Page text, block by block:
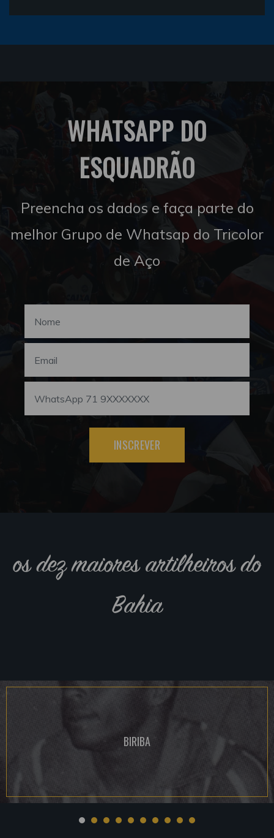
WHATSAPP DO
ESQUADRÃO
Preencha os dados e faça parte do
melhor Grupo de Whatsap do Tricolor
de Aço
INSCREVER
os dez maiores artilheiros do
Bahia
BIRIBA